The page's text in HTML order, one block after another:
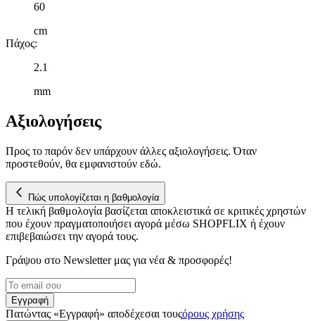
60
cm
Πάχος:
2.1
mm
Αξιολογήσεις
Προς το παρόν δεν υπάρχουν άλλες αξιολογήσεις. Όταν
προστεθούν, θα εμφανιστούν εδώ.
Πώς υπολογίζεται η βαθμολογία
Η τελική βαθμολογία βασίζεται αποκλειστικά σε κριτικές χρηστών
που έχουν πραγματοποιήσει αγορά μέσω SHOPFLIX ή έχουν
επιβεβαιώσει την αγορά τους.
Γράψου στο Νewsletter μας για νέα & προσφορές!
Εγγραφή
Πατώντας «Εγγραφή» αποδέχεσαι τουςόρους χρήσης